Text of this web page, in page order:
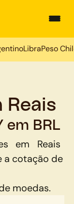
LibraPeso
Reais
em BRL
em
Reais
a cotação de
moedas.